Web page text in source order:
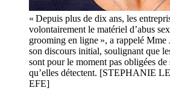
« Depuis plus de dix ans, les
volontairement le matériel d’abus
grooming en ligne », a rappelé Mme
son discours initial, soulignant que
sont pour le moment pas obligées de
qu’elles détectent. [STEPHANIE
EFE]